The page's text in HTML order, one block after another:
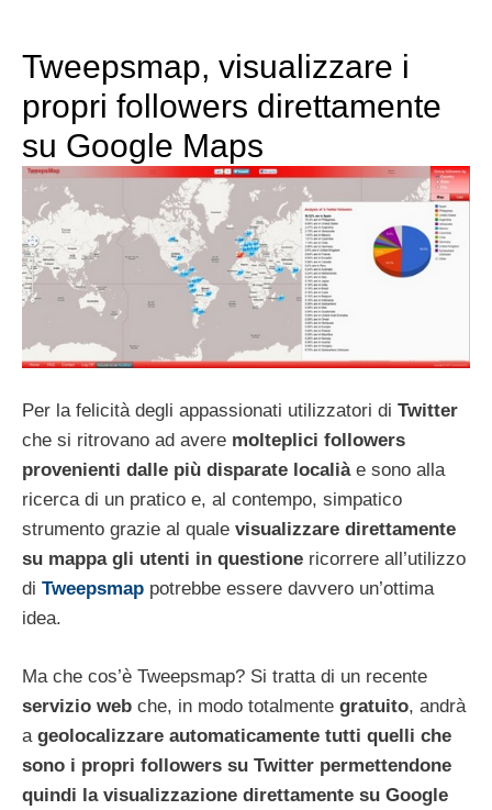
Tweepsmap, visualizzare i
propri followers direttamente
su Google Maps
Per la felicità degli appassionati utilizzatori di Twitter
che si ritrovano ad avere molteplici followers
provenienti dalle più disparate localiàe sono alla
ricerca di un pratico e, al contempo, simpatico
strumento grazie al quale visualizzare direttamente
su mappa gli utenti in questione ricorrere all’utilizzo
di Tweepsmap potrebbe essere davvero un’ottima
idea.
Ma che cos’è Tweepsmap? Si tratta di un recente
servizio web che, in modo totalmente gratuito, andrà
a geolocalizzare automaticamente tutti quelli che
sono i propri followers su Twitter permettendone
quindi la visualizzazione direttamente su Google